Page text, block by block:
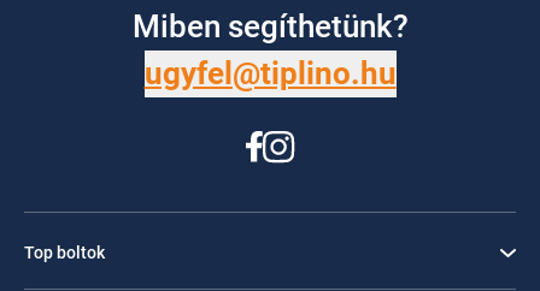
Miben segíthetünk?
ugyfel@tiplino.hu
Top boltok